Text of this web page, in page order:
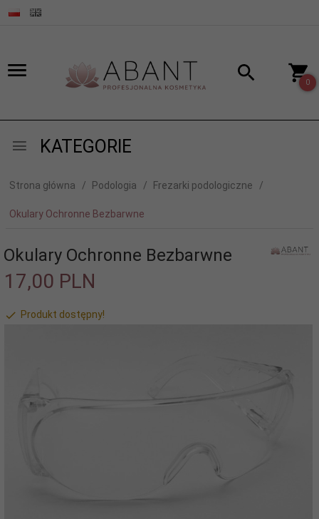
0
KATEGORIE
Strona główna Podologia Frezarki podologiczne
Okulary Ochronne Bezbarwne
Okulary Ochronne Bezbarwne
17,00 PLN
Produkt dostępny!